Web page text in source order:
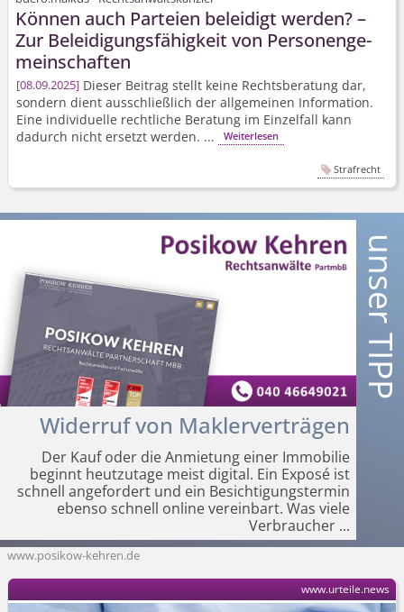
Können auch Parteien beleidigt werden? –
Zur Beleidigungs­fähigkeit von Personenge­
meinschaften
08.09.2025 Dieser Beitrag stellt keine Rechtsberatung dar,
sondern dient ausschließlich der allgemeinen Information.
Eine individuelle rechtliche Beratung im Einzelfall kann
dadurch nicht ersetzt werden. ...
Weiterlesen
Strafrecht
Widerruf von Maklerverträgen
Der Kauf oder die Anmietung einer Immobilie
beginnt heutzutage meist digital. Ein Exposé ist
schnell angefordert und ein Besichtigungstermin
ebenso schnell online vereinbart. Was viele
Verbraucher ...
www.posikow-kehren.de
www.urteile.news